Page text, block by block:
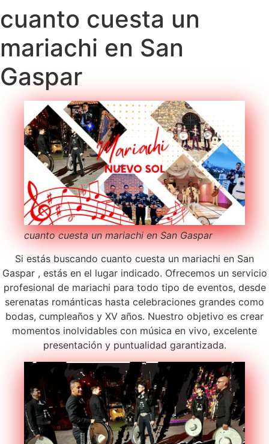
cuanto cuesta un
mariachi en San
Gaspar
cuanto cuesta un mariachi en San Gaspar
Si estás buscando cuanto cuesta un mariachi en San
Gaspar , estás en el lugar indicado. Ofrecemos un servicio
profesional de mariachi para todo tipo de eventos, desde
serenatas románticas hasta celebraciones grandes como
bodas, cumpleaños y XV años. Nuestro objetivo es crear
momentos inolvidables con música en vivo, excelente
presentación y puntualidad garantizada.